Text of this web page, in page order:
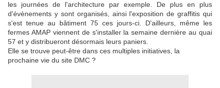
les journées de l'architecture par exemple. De plus en plus
d'évènements y sont organisés, ainsi l'exposition de graffitis qui
s'est tenue au bâtiment 75 ces jours-ci. D'ailleurs, même les
fermes AMAP viennent de s'installer la semaine dernière au quai
57 et y distribueront désormais leurs paniers.
Elle se trouve peut-être dans ces multiples initiatives, la
prochaine vie du site DMC ?